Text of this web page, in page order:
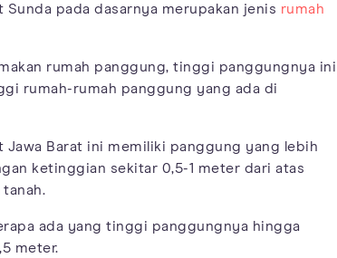
Sunda pada dasarnya merupakan jenis rumah
rumah panggung, tinggi panggungnya ini
rumah-rumah panggung yang ada di
Jawa Barat ini memiliki panggung yang lebih
ketinggian sekitar 0,5-1 meter dari atas
tanah.
ada yang tinggi panggungnya hingga
meter.